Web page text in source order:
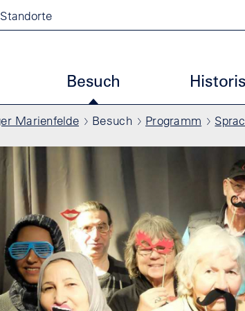
Startseite
Hauptmenu ENM
Besuch
Marienfelde Besuch Programm